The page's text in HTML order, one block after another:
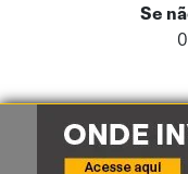
Se
Este site usa cookies e
Cookies
e